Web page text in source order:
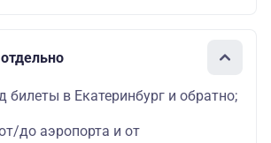
билеты в Екатеринбург и обратно;
до аэропорта и от